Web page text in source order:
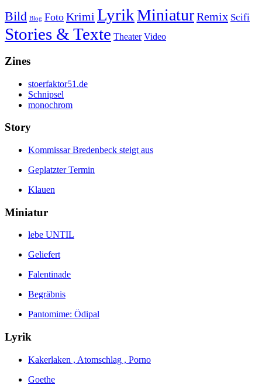
Bild Blog Foto Krimi LyrikMiniaturRemix Scifi
Stories & Texte Theater Video
Zines
stoerfaktor51.de
Schnipsel
monochrom
Story
Kommissar Bredenbeck steigt aus
Geplatzter Termin
Klauen
Miniatur
lebe UNTIL
Geliefert
Falentinade
Begräbnis
Pantomime: Ödipal
Lyrik
Kakerlaken , Atomschlag , Porno
Goethe